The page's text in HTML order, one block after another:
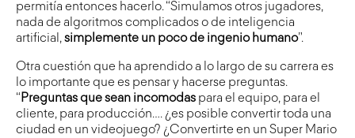
permitía entonces hacerlo. “Simulamos otros jugadores,
nada de algoritmos complicados o de inteligencia
artificial,simplemente un poco de ingenio humano”.
Otra cuestión que ha aprendido a lo largo de su carrera es
lo importante que es pensar y hacerse preguntas.
“ Preguntas que sean incomodas para el equipo, para el
cliente, para producción…. ¿es posible convertir toda una
ciudad en un videojuego? ¿Convertirte en un Super Mario